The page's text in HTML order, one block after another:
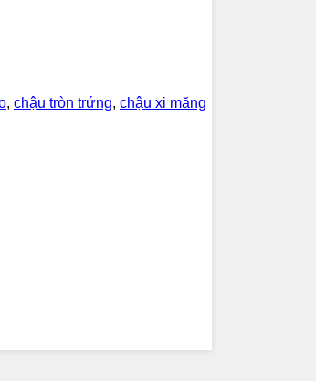
, chậu tròn trứng, chậu xi măng